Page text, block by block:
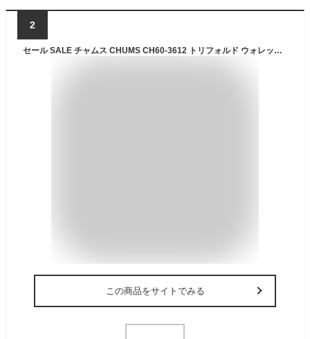
2
セール SALE チャムス CHUMS CH60-3612 トリフォルド ウォレット スウェット ナイロン TRIFOLD WALLET SWEAT NYLON メンズ レディース 男女兼用 財布 三つ折り アウトドア キャンプ 普段使い キーリング スウェット ベルクロ 撥水 撥油 防汚 26ss 春夏
この商品をサイトでみる